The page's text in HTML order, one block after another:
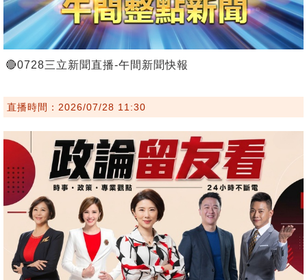
🔴0728三立新聞直播-午間新聞快報
直播時間：2026/07/28 11:30